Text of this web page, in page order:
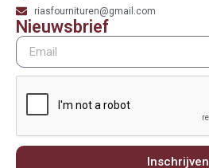
riasfournituren@gmail.com
Nieuwsbrief
Inschrijven